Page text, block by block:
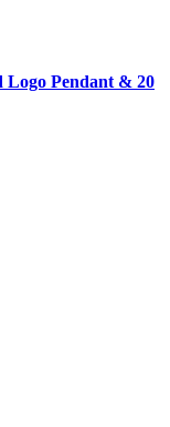
Logo Pendant & 20